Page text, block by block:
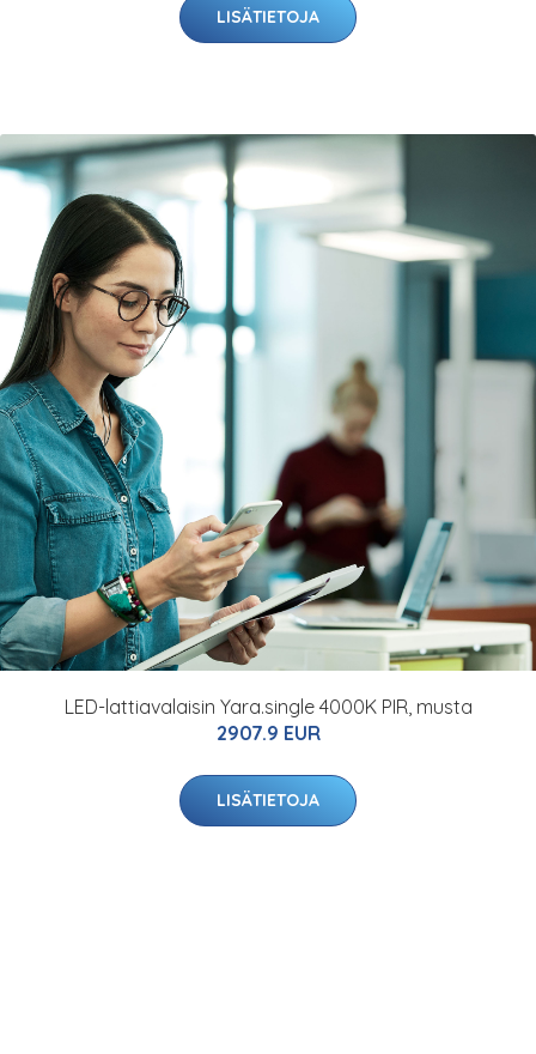
LISÄTIETOJA
LED-lattiavalaisin Yara.single 4000K PIR, musta
2907.9 EUR
LISÄTIETOJA